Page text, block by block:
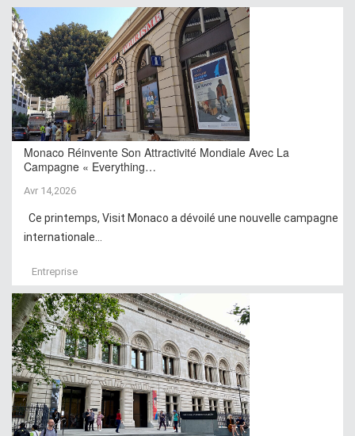
Monaco Réinvente Son Attractivité Mondiale Avec La
Campagne « Everything…
Avr 14,2026
Ce printemps, Visit Monaco a dévoilé une nouvelle campagne
internationale...
Entreprise